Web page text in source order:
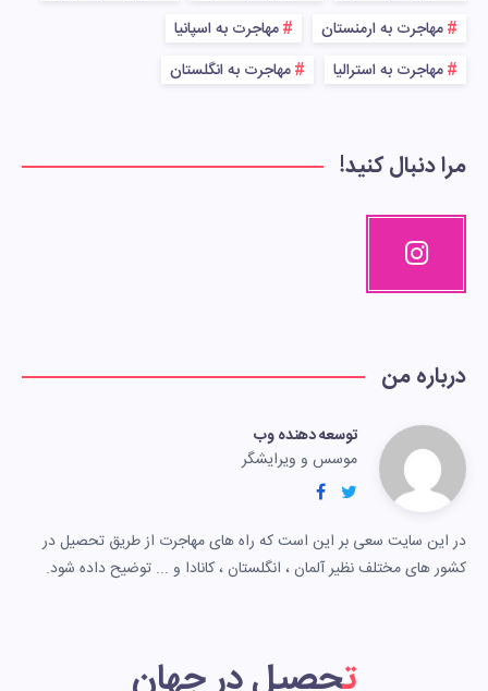
مهاجرت به ارمنستان
مهاجرت به اسپانیا
مهاجرت به استرالیا
مهاجرت به انگلستان
مرا دنبال کنید!
درباره من
توسعه دهنده وب
موسس و ویرایشگر
در این سایت سعی بر این است که راه های مهاجرت از طریق تحصیل در
کشور های مختلف نظیر آلمان ، انگلستان ، کانادا و ... توضیح داده شود.
تحصیل در جهان